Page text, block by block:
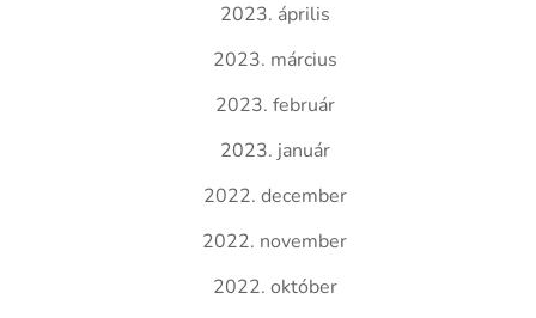
2023. április
2023. március
2023. február
2023. január
2022. december
2022. november
2022. október